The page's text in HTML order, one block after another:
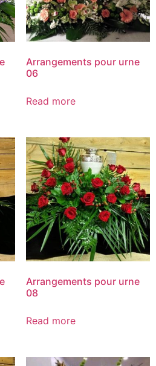
Arrangements pour urne
06
Read more
Arrangements pour urne
08
Read more